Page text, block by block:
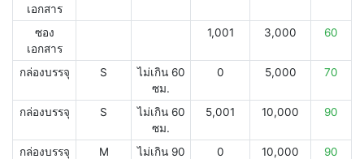
เอกสาร
ซอง
เอกสาร
1,001 3,000 60
กล่องบรรจุ S
ไม่เกิน 60
ซม.
0 5,000 70
กล่องบรรจุ S
ไม่เกิน 60
ซม.
5,001 10,000 90
กล่องบรรจุ M
ไม่เกิน 90
0 10,000 90